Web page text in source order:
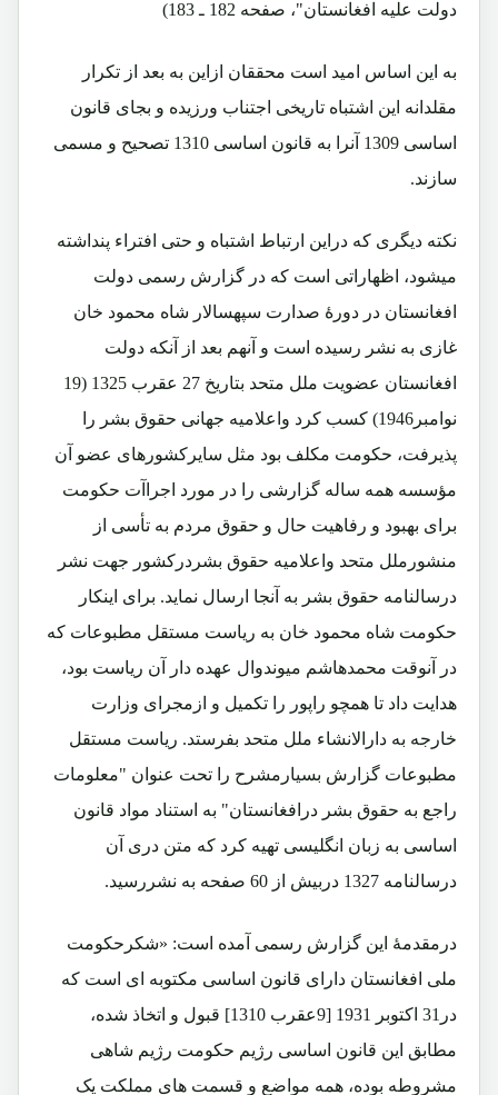
دولت علیه افغانستان"، صفحه 182 ـ 183)
به این اساس امید است محققان ازاین به بعد از تکرار
مقلدانه این اشتباه تاریخی اجتناب ورزیده و بجای قانون
اساسی 1309 آنرا به قانون اساسی 1310 تصحیح و مسمی
سازند.
نکته دیگری که دراین ارتباط اشتباه و حتی افتراء پنداشته
میشود، اظهاراتی است که در گزارش رسمی دولت
افغانستان در دورۀ صدارت سپهسالار شاه محمود خان
غازی به نشر رسیده است و آنهم بعد از آنکه دولت
افغانستان عضویت ملل متحد بتاریخ 27 عقرب 1325 (19
نوامبر1946) کسب کرد واعلامیه جهانی حقوق بشر را
پذیرفت، حکومت مکلف بود مثل سایرکشورهای عضو آن
مؤسسه همه ساله گزارشی را در مورد اجراآت حکومت
برای بهبود و رفاهیت حال و حقوق مردم به تأسی از
منشورملل متحد واعلامیه حقوق بشردرکشور جهت نشر
درسالنامه حقوق بشر به آنجا ارسال نماید. برای اینکار
حکومت شاه محمود خان به ریاست مستقل مطبوعات که
در آنوقت محمدهاشم میوندوال عهده دار آن ریاست بود،
هدایت داد تا همچو راپور را تکمیل و ازمجرای وزارت
خارجه به دارالانشاء ملل متحد بفرستد. ریاست مستقل
مطبوعات گزارش بسیارمشرح را تحت عنوان "معلومات
راجع به حقوق بشر درافغانستان" به استناد مواد قانون
اساسی به زبان انگلیسی تهیه کرد که متن دری آن
درسالنامه 1327 دربیش از 60 صفحه به نشررسید.
درمقدمۀ این گزارش رسمی آمده است: «شکرحکومت
ملی افغانستان دارای قانون اساسی مکتوبه ای است که
در31 اکتوبر 1931 [9عقرب 1310] قبول و اتخاذ شده،
مطابق این قانون اساسی رژیم حکومت رژیم شاهی
مشروطه بوده، همه مواضع و قسمت های مملکت یک